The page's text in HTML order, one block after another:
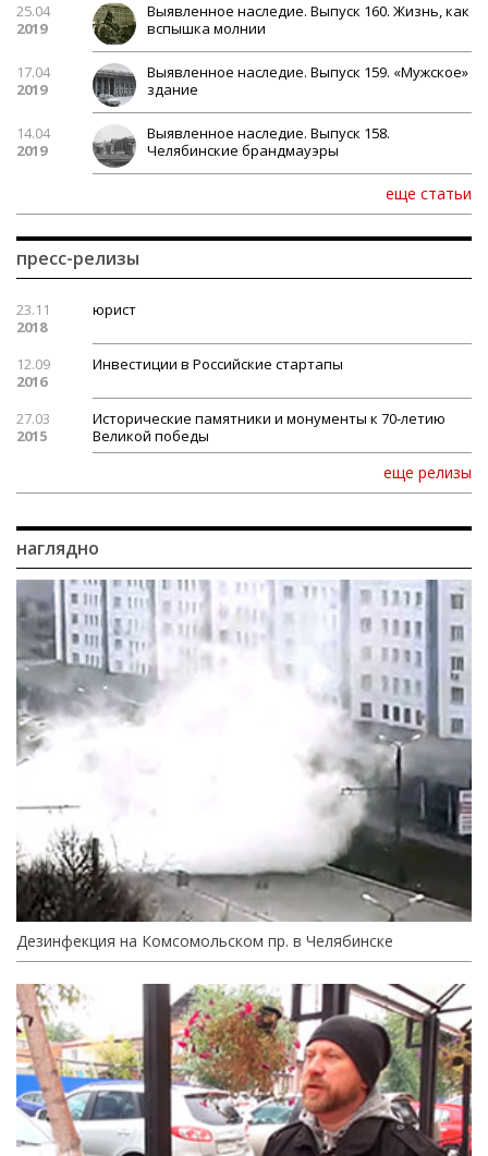
25.04
2019
Выявленное наследие. Выпуск 160. Жизнь, как
вспышка молнии
17.04
2019
Выявленное наследие. Выпуск 159. «Мужское»
здание
14.04
2019
Выявленное наследие. Выпуск 158.
Челябинские брандмауэры
еще статьи
пресс-релизы
23.11
2018
юрист
12.09
2016
Инвестиции в Российские стартапы
27.03
2015
Исторические памятники и монументы к 70-летию
Великой победы
еще релизы
наглядно
Дезинфекция на Комсомольском пр. в Челябинске